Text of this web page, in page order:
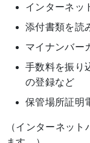
インターネッ
添付書類を読
マイナンバー
手数料を振り
の登録など
保管場所証明
（インターネッ